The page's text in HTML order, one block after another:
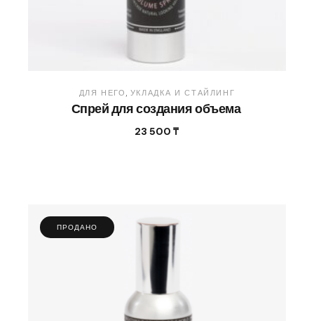
ДЛЯ НЕГО УКЛАДКА И СТАЙЛИНГ
Спрей для создания объема
23 500₸
ПРОДАНО